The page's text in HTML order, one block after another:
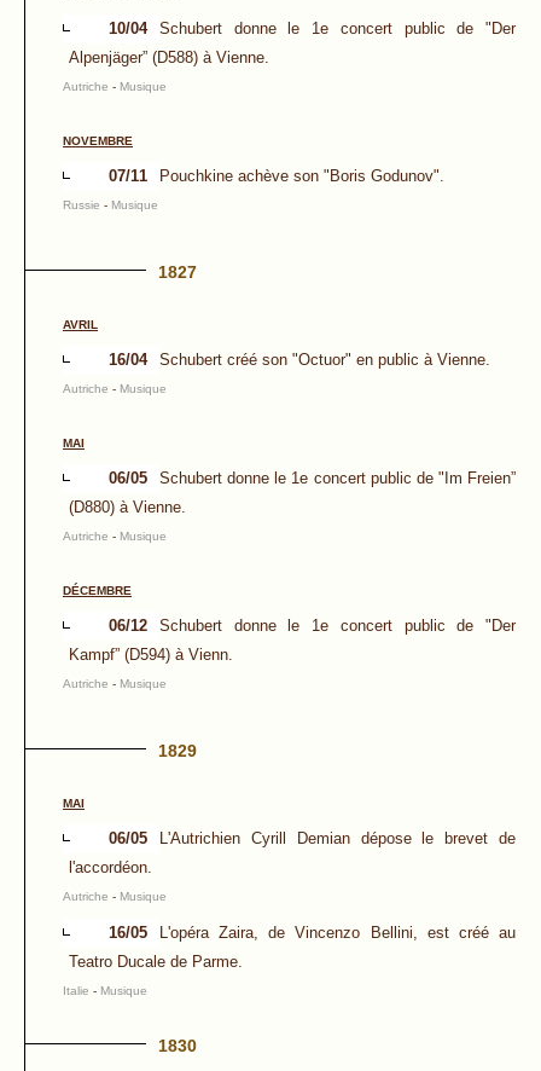
10/04
Schubert donne le 1e concert public de "Der
Alpenjäger” (D588) à Vienne.
Autriche - Musique
NOVEMBRE
07/11 Pouchkine achève son "Boris Godunov".
Russie - Musique
1827
AVRIL
16/04 Schubert créé son "Octuor" en public à Vienne.
Autriche - Musique
MAI
06/05
Schubert donne le 1e concert public de "Im Freien”
(D880) à Vienne.
Autriche - Musique
DÉCEMBRE
06/12
Schubert donne le 1e concert public de "Der
Kampf” (D594) à Vienn.
Autriche - Musique
1829
MAI
06/05
L'Autrichien Cyrill Demian dépose le brevet de
l'accordéon.
Autriche - Musique
16/05
L'opéra Zaira, de Vincenzo Bellini, est créé au
Teatro Ducale de Parme.
Italie - Musique
1830